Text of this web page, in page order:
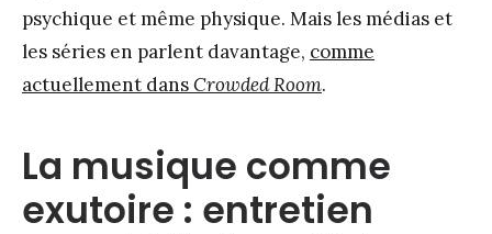
psychique et même physique. Mais les médias et
les séries en parlent davantage, comme
actuellement dansCrowded Room.
La musique comme
exutoire : entretien